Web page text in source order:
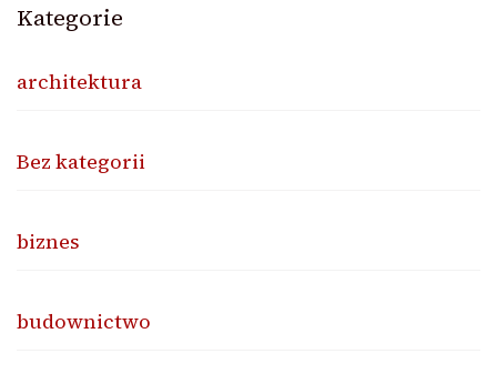
Kategorie
architektura
Bez kategorii
biznes
budownictwo